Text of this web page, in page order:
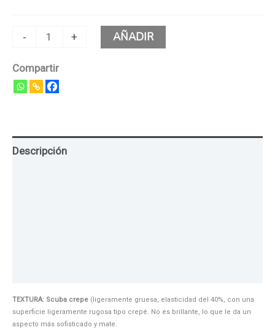
- + AÑADIR
Compartir
Descripción
TEXTURA: Scuba crepe (ligeramente gruesa, elasticidad del 40%, con una
superficie ligeramente rugosa tipo crepé. No es brillante, lo que le da un
aspecto más sofisticado y mate.